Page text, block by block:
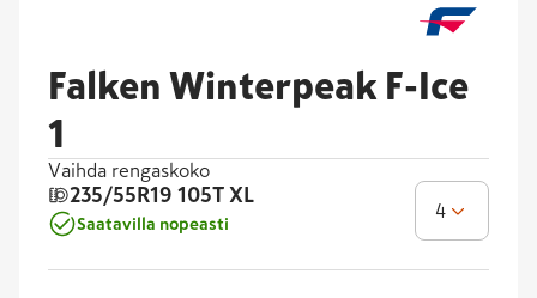
Falken Winterpeak F-Ice
1
Vaihda rengaskoko
235/55R19 105T XL
Saatavilla nopeasti
4